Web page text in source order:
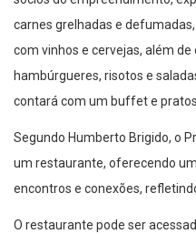
carnes grelhadas e
com vinhos e cervejas, além
hambúrgueres, risotos e
contará com um buffet e
Segundo Humberto Brigido, o
um restaurante, oferecendo
encontros e conexões,
O restaurante pode ser